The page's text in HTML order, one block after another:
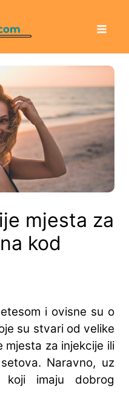
mjesta za
kod
i ovisne su o
su stvari od velike
za injekcije ili
Naravno, uz
imaju dobrog